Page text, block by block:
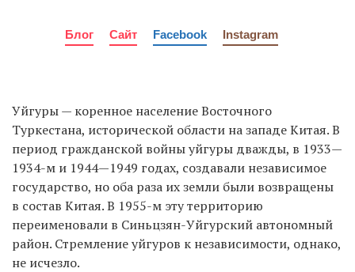
Блог Сайт Facebook Instagram
Уйгуры — коренное население Восточного
Туркестана, исторической области на западе Китая. В
период гражданской войны уйгуры дважды, в 1933—
1934-м и 1944—1949 годах, создавали независимое
государство, но оба раза их земли были возвращены
в состав Китая. В 1955-м эту территорию
переименовали в Синьцзян-Уйгурский автономный
район. Стремление уйгуров к независимости, однако,
не исчезло.